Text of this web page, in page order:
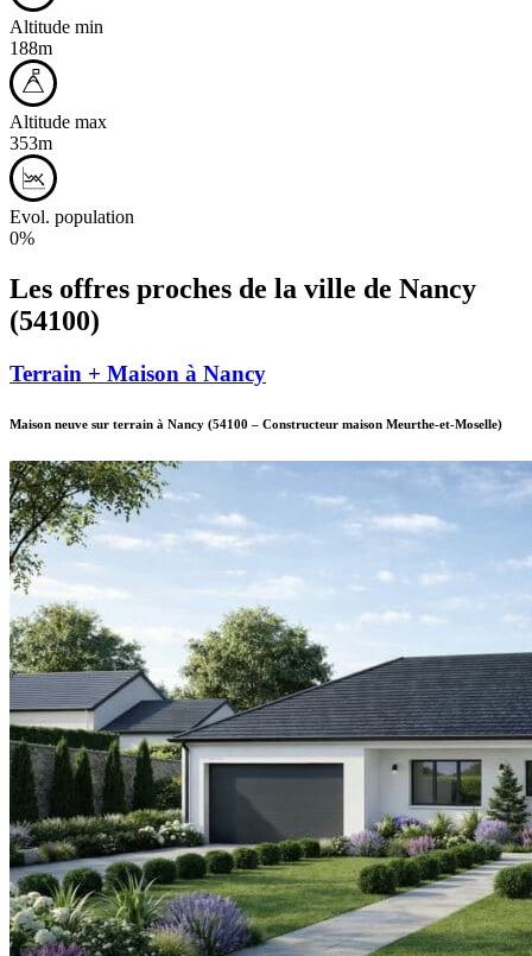
Altitude min
188m
Altitude max
353m
Evol. population
0%
Les offres proches de la ville de Nancy
(54100)
Terrain + Maison à Nancy
Maison neuve sur terrain à Nancy (54100 – Constructeur maison Meurthe-et-Moselle)